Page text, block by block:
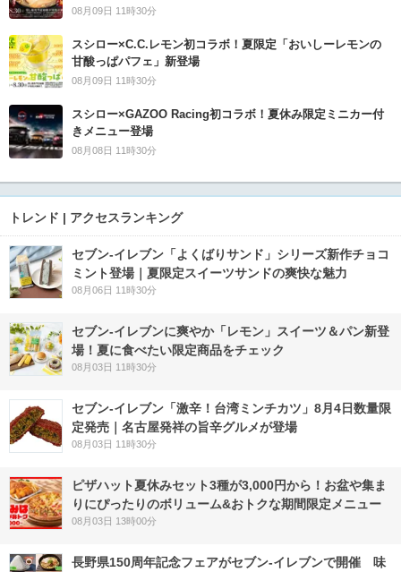
08月09日 11時30分
スシロー×C.C.レモン初コラボ！夏限定「おいしーレモンの
甘酸っぱパフェ」新登場
08月09日 11時30分
スシロー×GAZOO Racing初コラボ！夏休み限定ミニカー付
きメニュー登場
08月08日 11時30分
トレンド | アクセスランキング
セブン‐イレブン「よくばりサンド」シリーズ新作チョコ
ミント登場｜夏限定スイーツサンドの爽快な魅力
08月06日 11時30分
セブン‐イレブンに爽やか「レモン」スイーツ＆パン新登
場！夏に食べたい限定商品をチェック
08月03日 11時30分
セブン-イレブン「激辛！台湾ミンチカツ」8月4日数量限
定発売｜名古屋発祥の旨辛グルメが登場
08月03日 11時30分
ピザハット夏休みセット3種が3,000円から！お盆や集ま
りにぴったりのボリューム&おトクな期間限定メニュー
08月03日 13時00分
長野県150周年記念フェアがセブン-イレブンで開催 味